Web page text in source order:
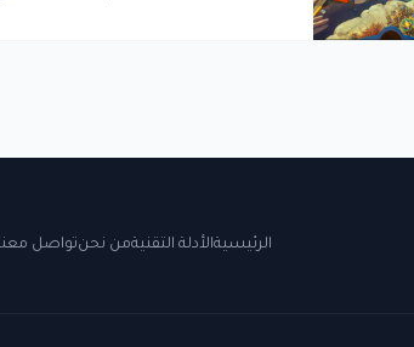
الرئيسيةالأدلة التقنيةمن نحنتواصل